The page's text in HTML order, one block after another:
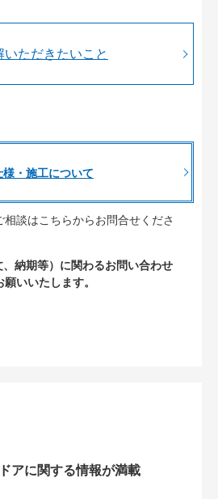
いただきたいこと
・施工について
談はこちらからお問合せくださ
納期等）に関わるお問い合わせ
願いいたします。
アに関する情報が満載